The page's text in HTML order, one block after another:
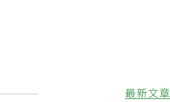
最新文章